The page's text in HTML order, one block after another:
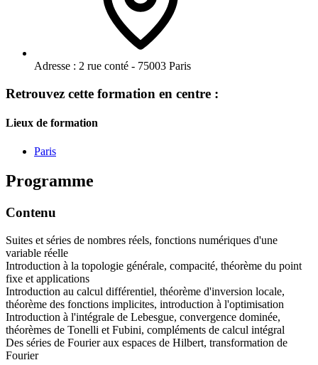
Adresse : 2 rue conté - 75003 Paris
Retrouvez cette formation en centre :
Lieux de formation
Paris
Programme
Contenu
Suites et séries de nombres réels, fonctions numériques d'une
variable réelle
Introduction à la topologie générale, compacité, théorème du point
fixe et applications
Introduction au calcul différentiel, théorème d'inversion locale,
théorème des fonctions implicites, introduction à l'optimisation
Introduction à l'intégrale de Lebesgue, convergence dominée,
théorèmes de Tonelli et Fubini, compléments de calcul intégral
Des séries de Fourier aux espaces de Hilbert, transformation de
Fourier